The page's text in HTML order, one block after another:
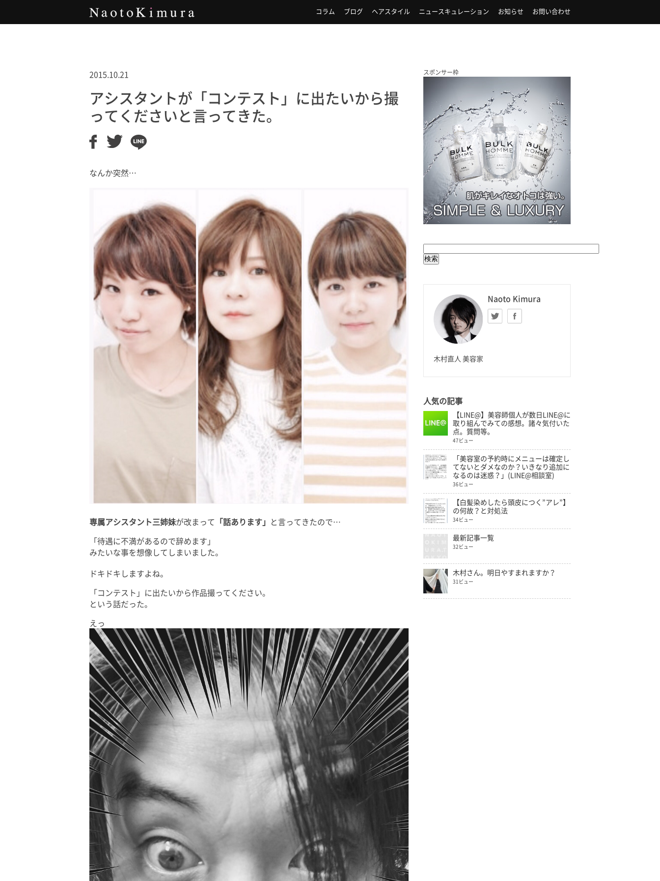
コラム ブログ ヘアスタイル ニュースキュレーション お知らせ お問い合わせ
2015.10.21
アシスタントが「コンテスト」に出たいから撮
ってくださいと言ってきた。
なんか突然…
専属アシスタント三姉妹が改まって 「話あります」 と言ってきたので…
「待遇に不満があるので辞めます」
みたいな事を想像してしまいました。
ドキドキしますよね。
「コンテスト」に出たいから作品撮ってください。
という話だった。
えっ
スポンサー枠
Naoto Kimura
木村直人 美容家
人気の記事
【LINE@】美容師個人が数日LINE@に
取り組んでみての感想。諸々気付いた
点。質問等。
47ビュー
「美容室の予約時にメニューは確定し
てないとダメなのか？いきなり追加に
なるのは迷惑？」(LINE@相談室)
36ビュー
【白髪染めしたら頭皮につく”アレ”】
の何故？と対処法
34ビュー
最新記事一覧
32ビュー
木村さん。明日やすまれますか？
31ビュー